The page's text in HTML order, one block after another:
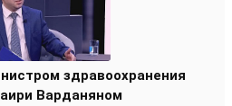
здравоохранения
Варданяном